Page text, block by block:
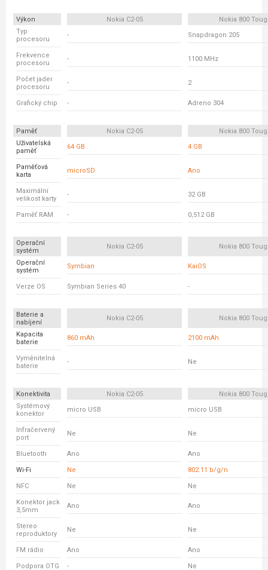
Výkon Nokia C2-05
Nokia 800
Typ
procesoru
- Snapdragon 205
Frekvence
procesoru
- 1100 MHz
Počet jader
procesoru
- 2
Grafický chip - Adreno 304
Paměť Nokia C2-05
Nokia 800
Uživatelská
paměť
64 GB 4 GB
Paměťová
karta
microSD Ano
Maximální
velikost karty
- 32 GB
Paměť RAM - 0,512 GB
Operační
systém
Nokia C2-05 Nokia 800
Operační
systém
Symbian KaiOS
Verze OS Symbian Series 40 -
Baterie a
nabíjení
Nokia C2-05 Nokia 800
Kapacita
baterie
860 mAh 2100 mAh
Vyměnitelná
baterie
- Ne
Konektivita Nokia C2-05
Nokia 800
Systémový
konektor
micro USB micro USB
Infračervený
port
Ne Ne
Bluetooth Ano Ano
Wi-Fi Ne 802.11 b/g/n
NFC Ne Ne
Konektor jack
3,5mm
Ano Ano
Stereo
reproduktory
Ne Ne
FM rádio Ano Ano
Podpora OTG - Ne